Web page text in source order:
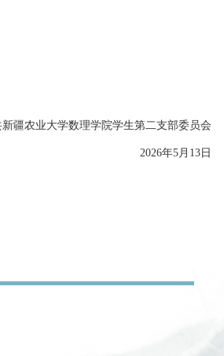
新疆农业大学数理学院学生第二支部委员会
2026年5月 13 日